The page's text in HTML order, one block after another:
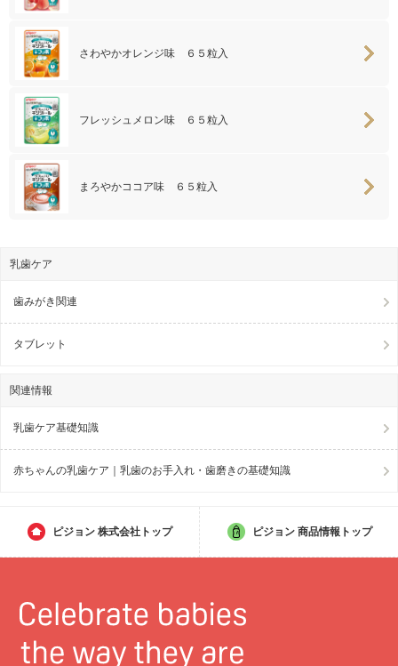
さわやかオレンジ味 ６５粒入
フレッシュメロン味 ６５粒入
まろやかココア味 ６５粒入
乳歯ケア
歯みがき関連
タブレット
関連情報
乳歯ケア基礎知識
赤ちゃんの乳歯ケア｜乳歯のお手入れ・歯磨きの基礎知識
ピジョン 株式会社トップ ピジョン 商品情報トップ